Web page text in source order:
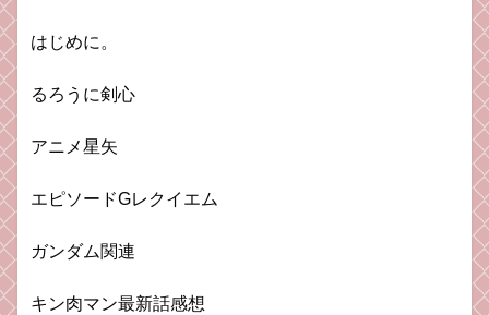
はじめに。
るろうに剣心
アニメ星矢
エピソードGレクイエム
ガンダム関連
キン肉マン最新話感想